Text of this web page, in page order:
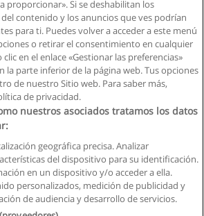
Privacidad de datos
Contactar con Educaedu
proporcionar». Si se deshabilitan los
contenido y los anuncios que ves podrían
para ti. Puedes volver a acceder a este menú
o retirar el consentimiento en cualquier
en el enlace «Gestionar las preferencias»
la parte inferior de la página web. Tus opciones
de nuestro Sitio web. Para saber más,
de privacidad.
nuestros asociados tratamos los datos
geográfica precisa. Analizar
del dispositivo para su identificación.
en un dispositivo y/o acceder a ella.
personalizados, medición de publicidad y
de audiencia y desarrollo de servicios.